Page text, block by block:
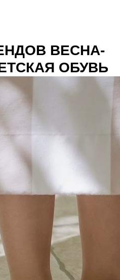
ВЕСНА-
ОБУВЬ